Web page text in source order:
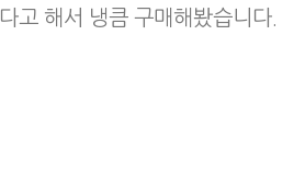
고 해서 냉큼 구매해봤습니다.